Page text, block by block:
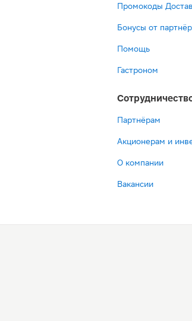
Промокоды
Бонусы от
Помощь
Гастроном
Партнёрам
Акционерам и
О компании
Вакансии